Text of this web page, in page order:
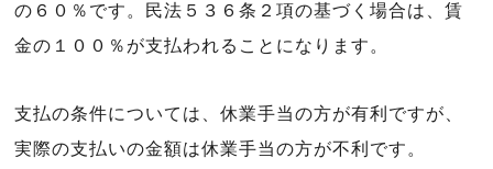
の６０％です。民法５３６条２項の基づく場合は、賃
金の１００％が支払われることになります。
支払の条件については、休業手当の方が有利ですが、
実際の支払いの金額は休業手当の方が不利です。